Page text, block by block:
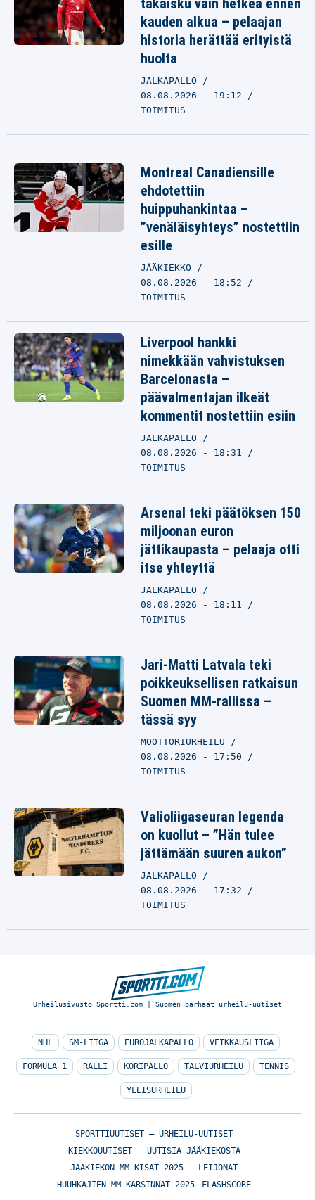
takaisku vain hetkeä ennen
kauden alkua – pelaajan
historia herättää erityistä
huolta
JALKAPALLO
08.08.2026 - 19:12
TOIMITUS
Montreal Canadiensille
ehdotettiin
huippuhankintaa –
”venäläisyhteys” nostettiin
esille
JÄÄKIEKKO
08.08.2026 - 18:52
TOIMITUS
Liverpool hankki
nimekkään vahvistuksen
Barcelonasta –
päävalmentajan ilkeät
kommentit nostettiin esiin
JALKAPALLO
08.08.2026 - 18:31
TOIMITUS
Arsenal teki päätöksen 150
miljoonan euron
jättikaupasta – pelaaja otti
itse yhteyttä
JALKAPALLO
08.08.2026 - 18:11
TOIMITUS
Jari-Matti Latvala teki
poikkeuksellisen ratkaisun
Suomen MM-rallissa –
tässä syy
MOOTTORIURHEILU
08.08.2026 - 17:50
TOIMITUS
Valioliigaseuran legenda
on kuollut – ”Hän tulee
jättämään suuren aukon”
JALKAPALLO
08.08.2026 - 17:32
TOIMITUS
Urheilusivusto Sportti.com | Suomen parhaat urheilu-uutiset
NHL SM-LIIGA EUROJALKAPALLO VEIKKAUSLIIGA
FORMULA 1 RALLI KORIPALLO TALVIURHEILU TENNIS
YLEISURHEILU
SPORTTIUUTISET – URHEILU-UUTISET
KIEKKOUUTISET – UUTISIA JÄÄKIEKOSTA
JÄÄKIEKON MM-KISAT 2025 – LEIJONAT
HUUHKAJIEN MM-KARSINNAT 2025
FLASHSCORE